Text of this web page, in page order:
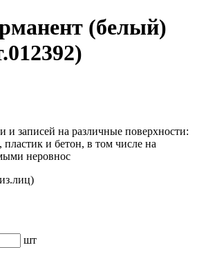
(белый)
и записей на различные поверхности:
пластик и бетон, в том числе на
неровнос
шт